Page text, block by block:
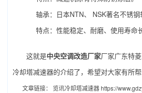
轴承：日本NTN、 NSK著名不锈钢
特点：性能稳定、耐磨、使用寿命长
这就是中央空调改造厂家厂家广东特
冷却塔减速器的介绍了，希望对大家有所帮
文章链接： 览讯冷却塔减速器https://